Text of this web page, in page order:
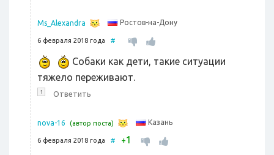
Ms_Alexandra Ростов-на-Дону
6 февраля 2018 года #
Собаки как дети, такие ситуации
тяжело переживают.
↑ Ответить
nova-16 (автор поста) Казань
6 февраля 2018 года # +1